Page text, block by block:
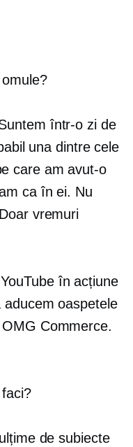
într-o zi de
una dintre cele
care am avut-o
ca în ei. Nu
vremuri
în acțiune
oaspetele
Commerce.
de subiecte